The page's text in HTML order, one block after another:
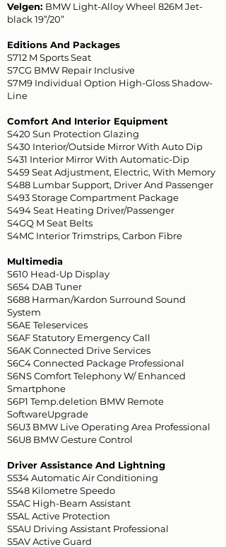
Velgen: BMW Light-Alloy Wheel 826M Jet-
black 19”/20”
Editions And Packages
S712 M Sports Seat
S7CG BMW Repair Inclusive
S7M9 Individual Option High-Gloss Shadow-
Line
Comfort And Interior Equipment
S420 Sun Protection Glazing
S430 Interior/Outside Mirror With Auto Dip
S431 Interior Mirror With Automatic-Dip
S459 Seat Adjustment, Electric, With Memory
S488 Lumbar Support, Driver And Passenger
S493 Storage Compartment Package
S494 Seat Heating Driver/Passenger
S4GQ M Seat Belts
S4MC Interior Trimstrips, Carbon Fibre
Multimedia
S610 Head-Up Display
S654 DAB Tuner
S688 Harman/Kardon Surround Sound
System
S6AE Teleservices
S6AF Statutory Emergency Call
S6AK Connected Drive Services
S6C4 Connected Package Professional
S6NS Comfort Telephony W/ Enhanced
Smartphone
S6P1 Temp.deletion BMW Remote
SoftwareUpgrade
S6U3 BMW Live Operating Area Professional
S6U8 BMW Gesture Control
Driver Assistance And Lightning
S534 Automatic Air Conditioning
S548 Kilometre Speedo
S5AC High-Beam Assistant
S5AL Active Protection
S5AU Driving Assistant Professional
S5AV Active Guard